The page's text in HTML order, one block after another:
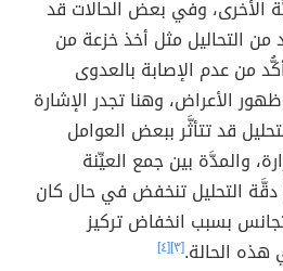
الأخرى، وفي بعض الحالات قد
من التحاليل مثل أخذ خزعة من
من عدم الإصابة بالعدوى
الأعراض، وهنا تجدر الإشارة
قد تتأثَّر ببعض العوامل
والمدَّة بين جمع العيِّنة
دقَّة التحليل تنخفض في حال كان
بسبب انخفاض تركيز
هذه الحالة.[٣] [٤]